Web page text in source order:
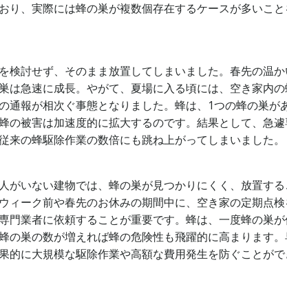
り、実際には蜂の巣が複数個存在するケースが多いこ
検討せず、そのまま放置してしまいました。春先の温
は急速に成長。やがて、夏場に入る頃には、空き家内
通報が相次ぐ事態となりました。蜂は、1つの蜂の巣が
の被害は加速度的に拡大するのです。結果として、急
の蜂駆除作業の数倍にも跳ね上がってしまいました。
がいない建物では、蜂の巣が見つかりにくく、放置す
ーク前や春先のお休みの期間中に、空き家の定期点検
門業者に依頼することが重要です。蜂は、一度蜂の巣
の巣の数が増えれば蜂の危険性も飛躍的に高まります
に大規模な駆除作業や高額な費用発生を防ぐことがで